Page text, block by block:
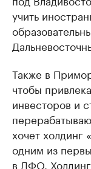
учить
Также в
чтобы
инвесторов и
хочет холдинг
одним из
в ДФО.